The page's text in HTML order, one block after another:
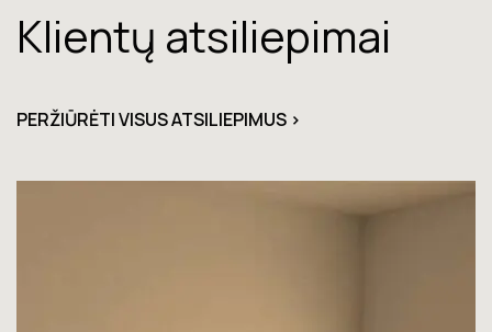
Klientų atsiliepimai
PERŽIŪRĖTI VISUS ATSILIEPIMUS >